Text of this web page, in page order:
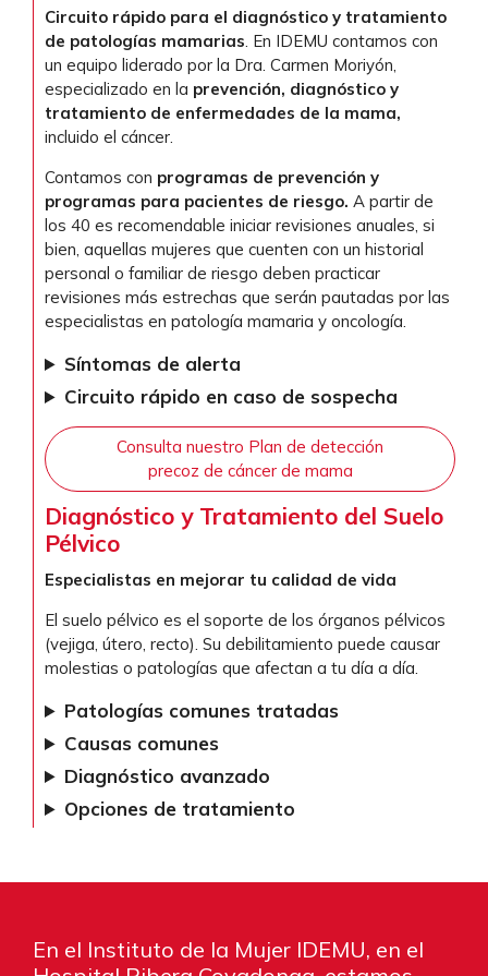
Circuito rápido para el diagnóstico y tratamiento
de patologías mamarias. En IDEMU contamos con
un equipo liderado por la Dra. Carmen Moriyón,
especializado en la prevención, diagnóstico y
tratamiento de enfermedades de la mama,
incluido el cáncer.
Contamos con programas de prevención y
programas para pacientes de riesgo. A partir de
los 40 es recomendable iniciar revisiones anuales, si
bien, aquellas mujeres que cuenten con un historial
personal o familiar de riesgo deben practicar
revisiones más estrechas que serán pautadas por las
especialistas en patología mamaria y oncología.
Síntomas de alerta
Circuito rápido en caso de sospecha
Consulta nuestro Plan de detección
precoz de cáncer de mama
Diagnóstico y Tratamiento del Suelo
Pélvico
Especialistas en mejorar tu calidad de vida
El suelo pélvico es el soporte de los órganos pélvicos
(vejiga, útero, recto). Su debilitamiento puede causar
molestias o patologías que afectan a tu día a día.
Patologías comunes tratadas
Causas comunes
Diagnóstico avanzado
Opciones de tratamiento
En el Instituto de la Mujer IDEMU, en el